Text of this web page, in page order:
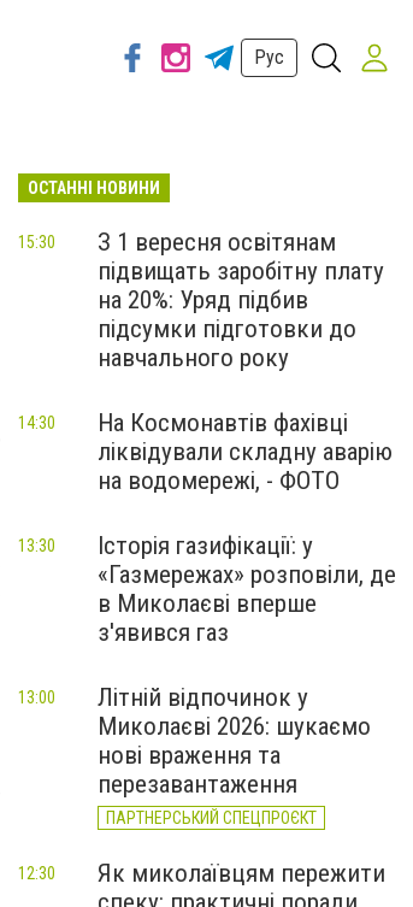
Рус
ОСТАННІ НОВИНИ
З 1 вересня освітянам
підвищать заробітну плату
на 20%: Уряд підбив
підсумки підготовки до
навчального року
15:30
На Космонавтів фахівці
ліквідували складну аварію
на водомережі, - ФОТО
14:30
Історія газифікації: у
«Газмережах» розповіли, де
в Миколаєві вперше
з'явився газ
13:30
Літній відпочинок у
Миколаєві 2026: шукаємо
нові враження та
перезавантаження
ПАРТНЕРСЬКИЙ СПЕЦПРОЄКТ
13:00
Як миколаївцям пережити
12:30